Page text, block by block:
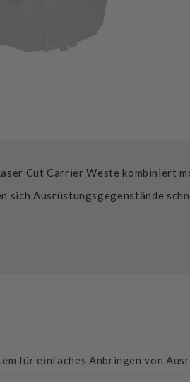
Cut Carrier Weste kombiniert
sich Ausrüstungsgegenstände
für einfaches Anbringen von